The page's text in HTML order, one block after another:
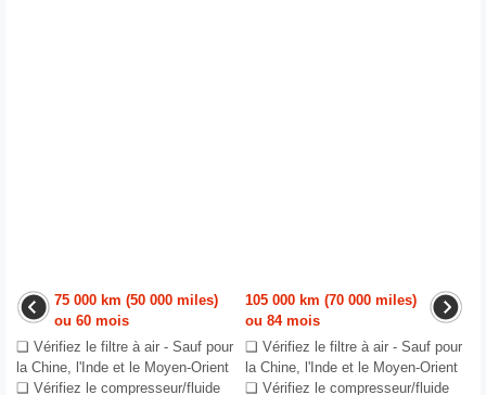
75 000 km (50 000 miles)
ou 60 mois
❑ Vérifiez le filtre à air - Sauf pour
la Chine, l'Inde et le Moyen-Orient
❑ Vérifiez le compresseur/fluide
105 000 km (70 000 miles)
ou 84 mois
❑ Vérifiez le filtre à air - Sauf pour
la Chine, l'Inde et le Moyen-Orient
❑ Vérifiez le compresseur/fluide